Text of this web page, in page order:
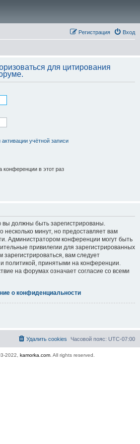
Вход
Регистрация
для цитирования
учётной записи
в этот раз
должны быть зарегистрированы.
несколько минут, но предоставляет вам
Администратором конференции могут быть
привилегии для зарегистрированных
вам следует
политикой, принятыми на конференции.
на форумах означает согласие со всеми
о конфиденциальности
Часовой пояс: UTC-07:00
Удалить cookies
2022, kamorka.com. All rights reserved.